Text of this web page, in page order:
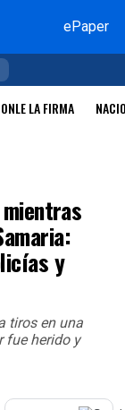
ePaper
LA FIRMA
y
tiros en una
fue herido y